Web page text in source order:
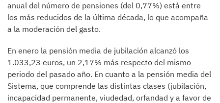
anual del número de pensiones (del 0,77%) está entre
los más reducidos de la última década, lo que acompaña
a la moderación del gasto.
En enero la pensión media de jubilación alcanzó los
1.033,23 euros, un 2,17% más respecto del mismo
periodo del pasado año. En cuanto a la pensión media del
Sistema, que comprende las distintas clases (jubilación,
incapacidad permanente, viudedad, orfandad y a favor de